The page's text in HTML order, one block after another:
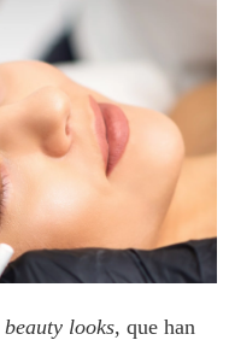
beauty looks, que han